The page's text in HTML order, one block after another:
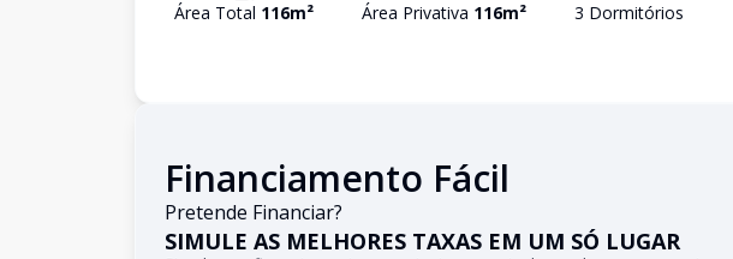
Área Total 116m² Área Privativa 116m² 3 Dormitórios
Financiamento Fácil
Pretende Financiar?
SIMULE AS MELHORES TAXAS EM UM SÓ LUGAR